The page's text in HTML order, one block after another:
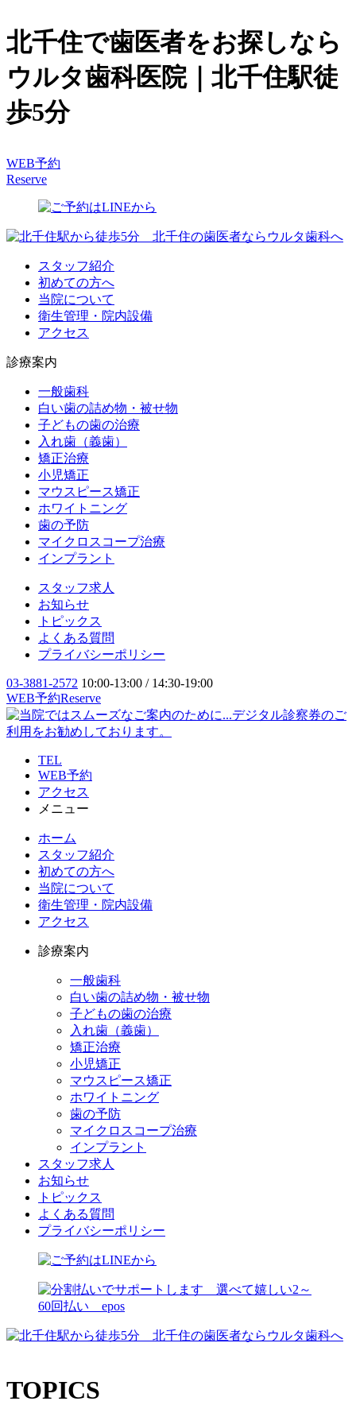
北千住で歯医者をお探しなら
ウルタ歯科医院｜北千住駅徒
歩5分
WEB予約
Reserve
スタッフ紹介
初めての方へ
当院について
衛生管理・院内設備
アクセス
診療案内
一般歯科
白い歯の詰め物・被せ物
子どもの歯の治療
入れ歯（義歯）
矯正治療
小児矯正
マウスピース矯正
ホワイトニング
歯の予防
マイクロスコープ治療
インプラント
スタッフ求人
お知らせ
トピックス
よくある質問
プライバシーポリシー
03-3881-2572 10:00-13:00 / 14:30-19:00
WEB予約Reserve
TEL
WEB予約
アクセス
メニュー
ホーム
スタッフ紹介
初めての方へ
当院について
衛生管理・院内設備
アクセス
診療案内
一般歯科
白い歯の詰め物・被せ物
子どもの歯の治療
入れ歯（義歯）
矯正治療
小児矯正
マウスピース矯正
ホワイトニング
歯の予防
マイクロスコープ治療
インプラント
スタッフ求人
お知らせ
トピックス
よくある質問
プライバシーポリシー
TOPICS